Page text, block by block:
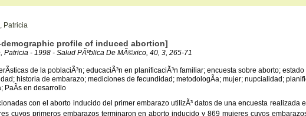
Patricia
profile of induced abortion]
Patricia - 1998 - Salud PÃºblica De MÃ©xico, 40, 3, 265-71
de la poblaciÃ³n; educaciÃ³n en planificaciÃ³n familiar; encuesta sobre aborto;
historia de embarazo; mediciones de fecundidad; metodologÃ­a; mujer; nupcialidad;
PaÃ­s en desarrollo
con el aborto inducido del primer embarazo utilizÃ³ datos de una encuesta
cuyos primeros embarazos terminaron en aborto inducido y 869 mujeres cuyos